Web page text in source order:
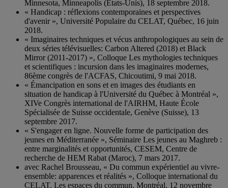
Minnesota, Minneapolis (États-Unis), 18 septembre 2018.
« Handicap : réflexions contemporaines et perspectives
d'avenir », Université Populaire du CELAT, Québec, 16 juin
2018.
« Imaginaires techniques et vécus anthropologiques au sein de
deux séries télévisuelles: Carbon Altered (2018) et Black
Mirror (2011-2017) », Colloque Les mythologies techniques
et scientifiques : incursion dans les imaginaires modernes,
86ème congrès de l'ACFAS, Chicoutimi, 9 mai 2018.
« Émancipation en sons et en images des étudiants en
situation de handicap à l'Université du Québec à Montréal »,
XIVe Congrès international de l'AIRHM, Haute École
Spécialisée de Suisse occidentale, Genève (Suisse), 13
septembre 2017.
« S'engager en ligne. Nouvelle forme de participation des
jeunes en Méditerranée », Séminaire Les jeunes au Maghreb :
entre marginalités et opportunités, CESEM, Centre de
recherche de HEM Rabat (Maroc), 7 mars 2017.
avec Rachel Brousseau, « Du commun expérientiel au vivre-
ensemble: apparences et réalités », Colloque international du
CELAT, Les espaces du commun, Montréal, 12 novembre